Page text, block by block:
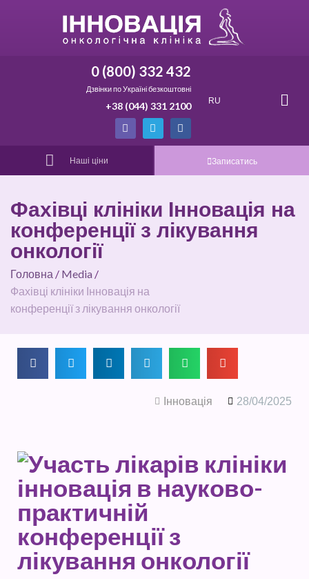
0 (800) 332 432
Дзвінки по Україні безкоштовні
+38 (044) 331 2100 RU
Наші ціни Записатись
Фахівці клініки Інновація на
конференції з лікування
онкології
Головна / Media /
Фахівці клініки Інновація на
конференції з лікування онкології
Інновація 28/04/2025